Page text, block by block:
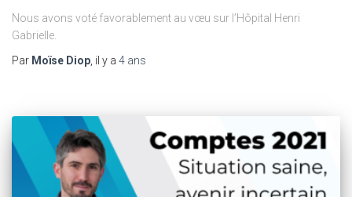
Nous avons voté favorablement au vœu sur l’Hôpital Henri
Gabrielle.
Par Moïse Diop , il y a 4 ans